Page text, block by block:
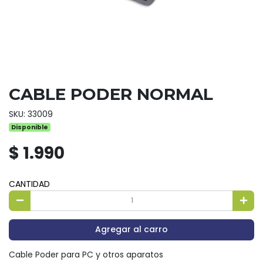
CABLE PODER NORMAL
SKU: 33009
Disponible
$ 1.990
CANTIDAD
Agregar al carro
Cable Poder para PC y otros aparatos